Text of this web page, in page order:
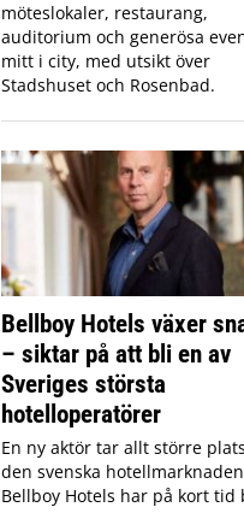
möteslokaler, restaurang,
auditorium och generösa
mitt i city, med utsikt över
Stadshuset och Rosenbad.
Bellboy Hotels växer
– siktar på att bli en av
Sveriges största
hotelloperatörer
En ny aktör tar allt större
den svenska
Bellboy Hotels har på kort tid